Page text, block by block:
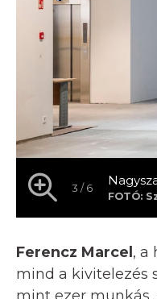
3 / 6
FOTÓ:
Ferencz Marcel, a
mind a kivitelezés